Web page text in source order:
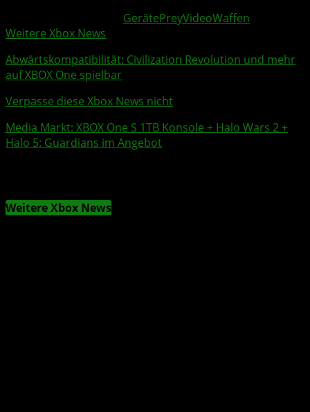
GerätePreyVideoWaffen
Weitere Xbox News
Abwärtskompatibilität: Civilization Revolution und mehr
aufXBOX One spielbar
Verpasse diese Xbox News nicht
Media Markt: XBOX One S 1TB Konsole + Halo Wars 2 +
Halo 5: Guardians im Angebot
Weitere Xbox News